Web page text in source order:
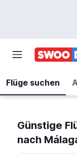
Flüge suchen
Günstige
nach